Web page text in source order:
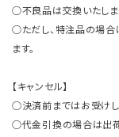
○不良品は交換いたしま
○ただし、特注品の場合
ます。
【キャンセル】
○決済前まではお受けし
○代金引換の場合は出荷